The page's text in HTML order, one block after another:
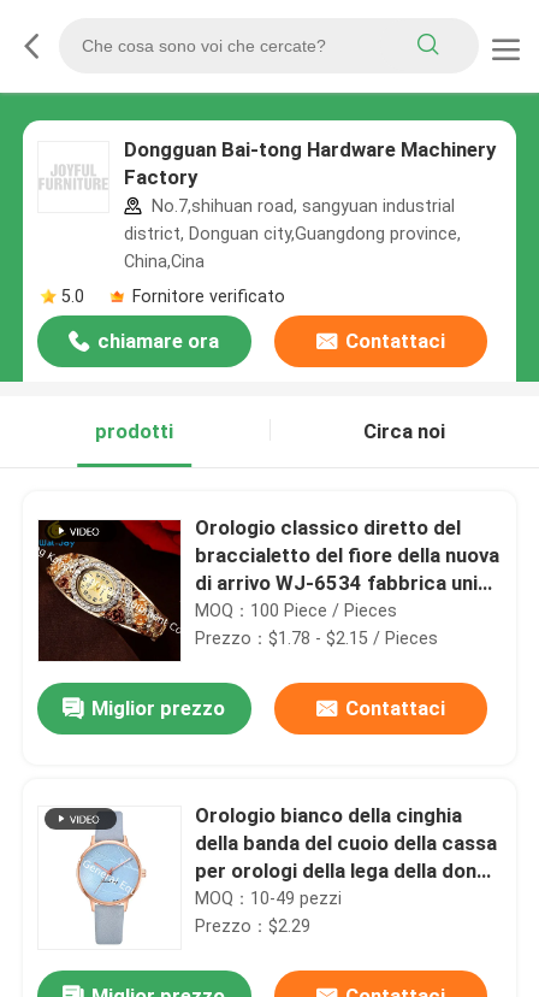
Dongguan Bai-tong Hardware Machinery
Factory
No.7,shihuan road, sangyuan industrial
district, Donguan city,Guangdong province,
China,Cina
5.0
Fornitore verificato
chiamare ora Contattaci
prodotti Circa noi
Orologio classico diretto del
braccialetto del fiore della nuova
di arrivo WJ-6534 fabbrica unica
di progettazione
MOQ：100 Piece / Pieces
Prezzo：$1.78 - $2.15 / Pieces
Miglior prezzo Contattaci
Orologio bianco della cinghia
della banda del cuoio della cassa
per orologi della lega della donna
di modo del regalo di buona
qualità WJ-8453
MOQ：10-49 pezzi
Prezzo：$2.29